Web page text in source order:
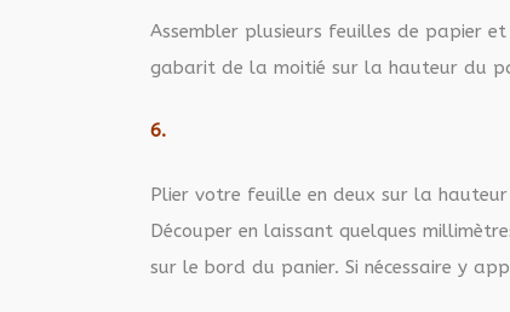
Assembler plusieurs feuilles de papier
gabarit de la moitié sur la hauteur du
6.
Plier votre feuille en deux sur la
Découper en laissant quelques
sur le bord du panier. Si nécessaire y